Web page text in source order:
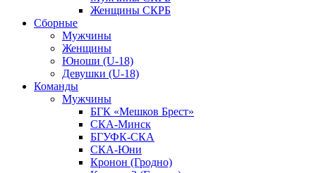
Женщины СКРБ
Сборные
Мужчины
Женщины
Юноши (U-18)
Девушки (U-18)
Команды
Мужчины
БГК «Мешков Брест»
СКА-Минск
БГУФК-СКА
СКА-Юни
Кронон (Гродно)